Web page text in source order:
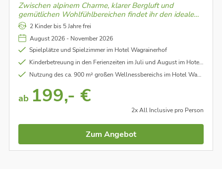
Zwischen alpinem Charme, klarer Bergluft und
gemütlichen Wohlfühlbereichen findet ihr den idealen
Ausgangspunkt für erlebnisreiche Tage im Salzburger
Land.
2 Kinder bis 5 Jahre frei
August 2026 - November 2026
Spielplätze und Spielzimmer im Hotel Wagrainerhof
Kinderbetreuung in den Ferienzeiten im Juli und August im Hotel Wagrainerhof
Nutzung des ca. 900 m² großen Wellnessbereichs im Hotel Wagrainerhof
ab 199,- €
2x All Inclusive pro Person
Zum Angebot